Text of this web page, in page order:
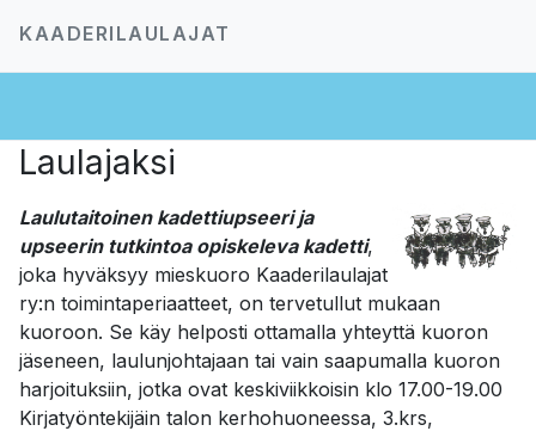
KAADERILAULAJAT
Laulajaksi
Laulutaitoinenkadettiupseeri ja
upseerin tutkintoa opiskeleva kadetti,
joka hyväksyy mieskuoro Kaaderilaulajat
ry:n toimintaperiaatteet, on tervetullut mukaan
kuoroon. Se käy helposti ottamalla yhteyttä kuoron
jäseneen, laulunjohtajaan tai vain saapumalla kuoron
harjoituksiin, jotka ovat keskiviikkoisin klo 17.00-19.00
Kirjatyöntekijäin talon kerhohuoneessa, 3.krs,